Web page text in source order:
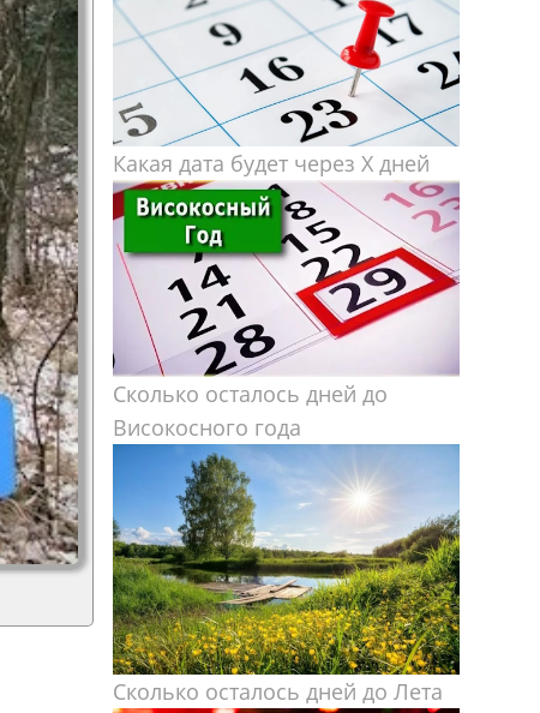
Какая дата будет через X дней
Сколько осталось дней до
Високосного года
Сколько осталось дней до Лета